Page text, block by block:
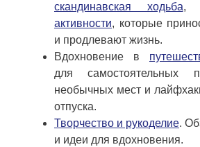
скандинавская ходьба,
активности, которые
и продлевают жизнь.
Вдохновение в
для самостоятельных
необычных мест и
отпуска.
Творчество и рукоделие.
и идеи для вдохновения.